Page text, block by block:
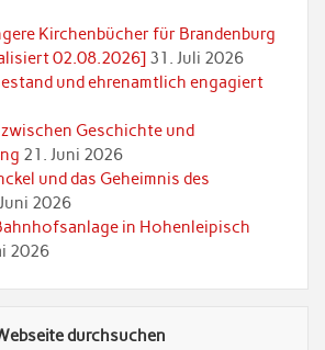
Kirchenbücher für Brandenburg
02.08.2026] 31. Juli 2026
und ehrenamtlich engagiert
Geschichte und
21. Juni 2026
und das Geheimnis des
2026
in Hohenleipisch
2026
durchsuchen